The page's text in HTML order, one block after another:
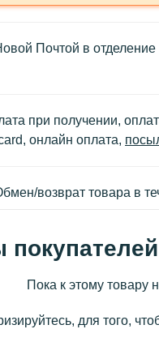
Почтой в
при получении,
онлайн оплата,
возврат товара в
Пока к этому товару
для того,